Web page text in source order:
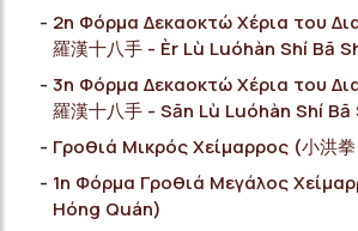
2η Φόρμα Δεκαοκτώ Χέρια του
羅漢十八手 - Èr Lù Luóhàn Shí Bā
3η Φόρμα Δεκαοκτώ Χέρια του
羅漢十八手 - Sān Lù Luóhàn Shí Bā
Γροθιά Μικρός Χείμαρρος (小洪
1η Φόρμα Γροθιά Μεγάλος
Hóng Quán)